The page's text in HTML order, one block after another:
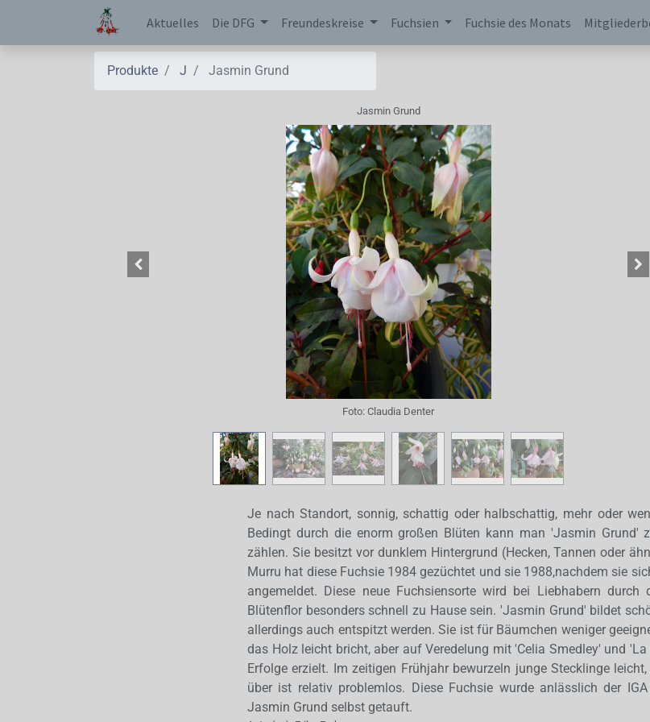
Aktuelles Die DFG Freundeskreise Fuchsien Fuchsie des Monats
Produkte J Jasmin Grund
Jasmin Grund
Foto: Claudia Denter
Je nach Standort, sonnig, schattig oder halbschattig, mehr oder
Bedingt durch die enorm großen Blüten kann man 'Jasmin Grund'
zählen. Sie besitzt vor dunklem Hintergrund (Hecken, Tannen oder
Murru hat diese Fuchsie 1984 gezüchtet und sie 1988,nachdem sie
angemeldet. Diese neue Fuchsiensorte wird bei Liebhabern
Blütenflor besonders schnell zu Hause sein. 'Jasmin Grund' bildet
allerdings auch entspitzt werden. Sie ist für Bäumchen weniger
das Holz leicht bricht, aber auf Veredelung mit 'Celia Smedley' und
Erfolge erzielt. Im zeitigen Frühjahr bewurzeln junge Stecklinge
über ist relativ problemlos. Diese Fuchsie wurde anlässlich der
Jasmin Grund selbst getauft.